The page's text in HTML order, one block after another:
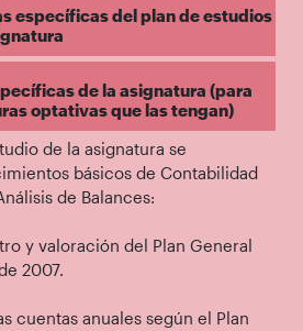
específicas del plan de estudios
de la asignatura (para
optativas que las tengan)
de la asignatura se
básicos de Contabilidad
de Balances:
y valoración del Plan General
2007.
cuentas anuales según el Plan